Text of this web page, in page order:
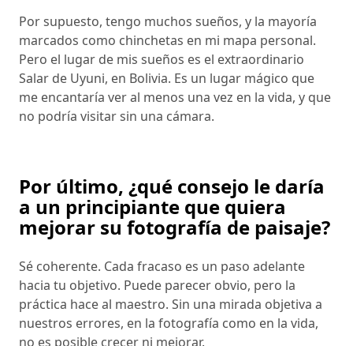
Por supuesto, tengo muchos sueños, y la mayoría
marcados como chinchetas en mi mapa personal.
Pero el lugar de mis sueños es el extraordinario
Salar de Uyuni, en Bolivia. Es un lugar mágico que
me encantaría ver al menos una vez en la vida, y que
no podría visitar sin una cámara.
Por último, ¿qué consejo le daría
a un principiante que quiera
mejorar su fotografía de paisaje?
Sé coherente. Cada fracaso es un paso adelante
hacia tu objetivo. Puede parecer obvio, pero la
práctica hace al maestro. Sin una mirada objetiva a
nuestros errores, en la fotografía como en la vida,
no es posible crecer ni mejorar.